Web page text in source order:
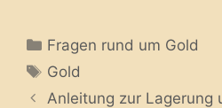
Categories
Fragen rund um Gold
Tags
Gold
Anleitung zur Lagerung